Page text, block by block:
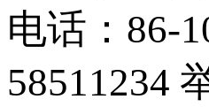
电话：86-
58511234